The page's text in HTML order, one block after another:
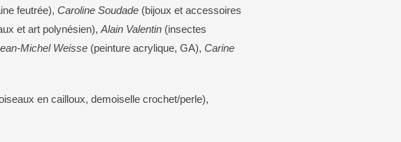
feutrée), Caroline Soudade (bijoux et accessoires
et art polynésien), Alain Valentin (insectes
Michel Weisse (peinture acrylique, GA), Carine
en cailloux, demoiselle crochet/perle),